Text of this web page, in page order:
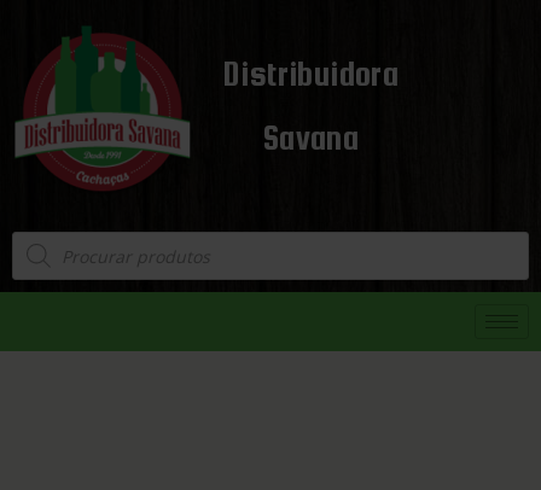
Distribuidora
Savana